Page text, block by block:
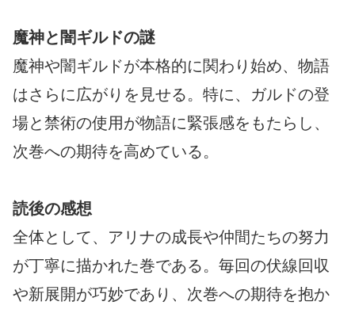
魔神と闇ギルドの謎
魔神や闇ギルドが本格的に関わり始め、物語
はさらに広がりを見せる。特に、ガルドの登
場と禁術の使用が物語に緊張感をもたらし、
次巻への期待を高めている。
読後の感想
全体として、アリナの成長や仲間たちの努力
が丁寧に描かれた巻である。毎回の伏線回収
や新展開が巧妙であり、次巻への期待を抱か